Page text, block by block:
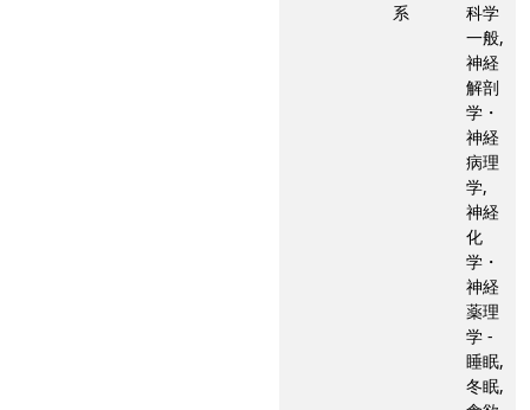
系
科学
一般,
神経
解剖
学・
神経
病理
学,
神経
化
学・
神経
薬理
学 -
睡眠,
冬眠,